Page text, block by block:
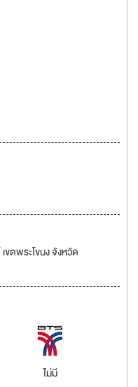
ขตพระโขนง จังหวัด
ไม่มี